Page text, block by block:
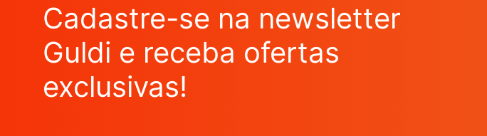
Cadastre-se na newsletter
Guldi e receba ofertas
exclusivas!